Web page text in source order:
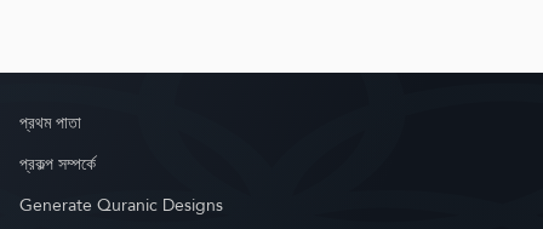
প্রথম পাতা
প্রকল্প সম্পর্কে
Generate Quranic Designs